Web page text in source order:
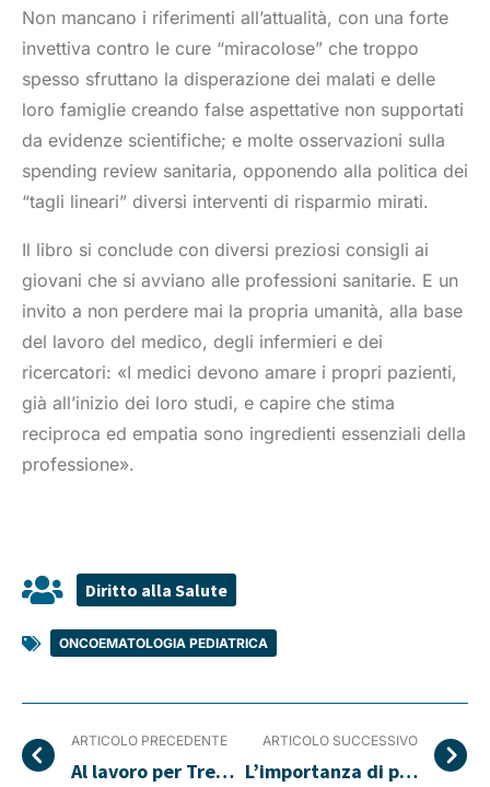
Non mancano i riferimenti all’attualità, con una forte
invettiva contro le cure “miracolose” che troppo
spesso sfruttano la disperazione dei malati e delle
loro famiglie creando false aspettative non supportati
da evidenze scientifiche; e molte osservazioni sulla
spending review sanitaria, opponendo alla politica dei
“tagli lineari” diversi interventi di risparmio mirati.
Il libro si conclude con diversi preziosi consigli ai
giovani che si avviano alle professioni sanitarie. E un
invito a non perdere mai la propria umanità, alla base
del lavoro del medico, degli infermieri e dei
ricercatori: «I medici devono amare i propri pazienti,
già all’inizio dei loro studi, e capire che stima
reciproca ed empatia sono ingredienti essenziali della
professione».
Diritto alla Salute
ONCOEMATOLOGIA PEDIATRICA
ARTICOLO PRECEDENTE
Al lavoro per Trenta Ore per la Vita 2015
ARTICOLO SUCCESSIVO
L’importanza di poter dire “Anche io lavoro”